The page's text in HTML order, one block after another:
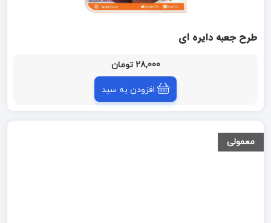
طرح جعبه دایره ای
28,000 تومان
افزودن به سبد
معمولی